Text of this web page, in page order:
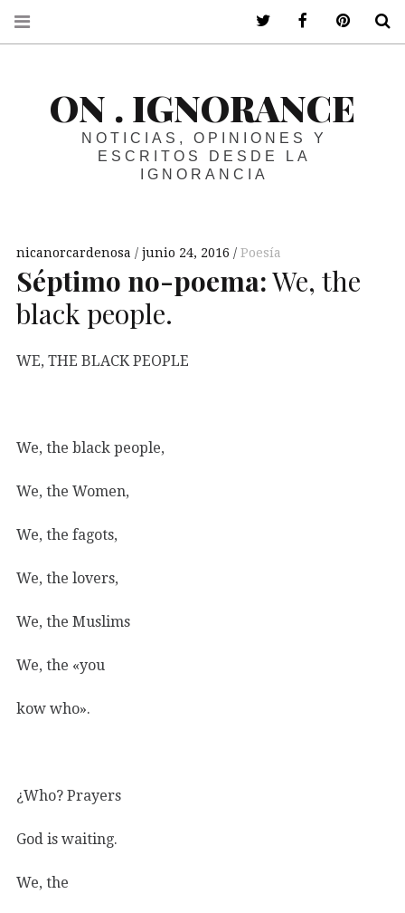
ON . IGNORANCE
NOTICIAS, OPINIONES Y
ESCRITOS DESDE LA
IGNORANCIA
nicanorcardenosa junio 24, 2016 Poesía
Séptimo no-poema:We, the
black people.
WE, THE BLACK PEOPLE
We, the black people,
We, the Women,
We, the fagots,
We, the lovers,
We, the Muslims
We, the «you
kow who».
¿Who? Prayers
God is waiting.
We, the
ir a mi twitterir a mi facebook
ir a mi